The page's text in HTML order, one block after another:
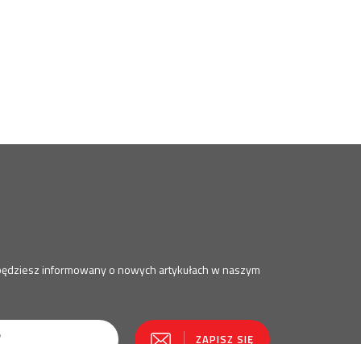
informowany o nowych artykułach w naszym
ZAPISZ SIĘ